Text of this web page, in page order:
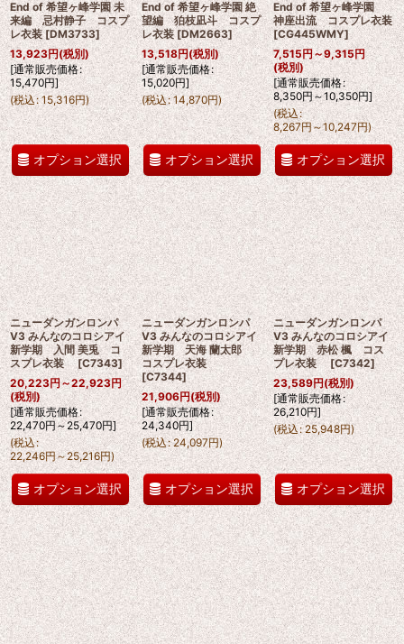
End of 希望ヶ峰学園 未
来編 忌村静子 コスプ
レ衣装 [DM3733]
13,923円(税別)
[通常販売価格:
15,470円]
(税込: 15,316円)
オプション選択
End of 希望ヶ峰学園 絶
望編 狛枝凪斗 コスプ
レ衣装 [DM2663]
13,518円(税別)
[通常販売価格:
15,020円]
(税込 : 14,870円)
オプション選択
End of 希望ヶ峰学園
神座出流 コスプレ衣装
[CG445WMY]
7,515円～9,315円
(税別)
[通常販売価格:
8,350円～10,350円]
(税込:
8,267円～10,247円)
オプション選択
ニューダンガンロンパ
V3 みんなのコロシアイ
新学期 入間 美兎 コ
スプレ衣装 [C7343]
20,223円～22,923円
(税別)
[通常販売価格:
22,470円～25,470円]
(税込:
22,246円～25,216円)
オプション選択
ニューダンガンロンパ
V3 みんなのコロシアイ
新学期 天海 蘭太郎
コスプレ衣装
[C7344]
21,906円(税別)
[通常販売価格:
24,340円]
(税込: 24,097円)
オプション選択
ニューダンガンロンパ
V3 みんなのコロシアイ
新学期 赤松 楓 コス
プレ衣装 [C7342]
23,589円(税別)
[通常販売価格:
26,210円]
(税込 : 25,948円)
オプション選択